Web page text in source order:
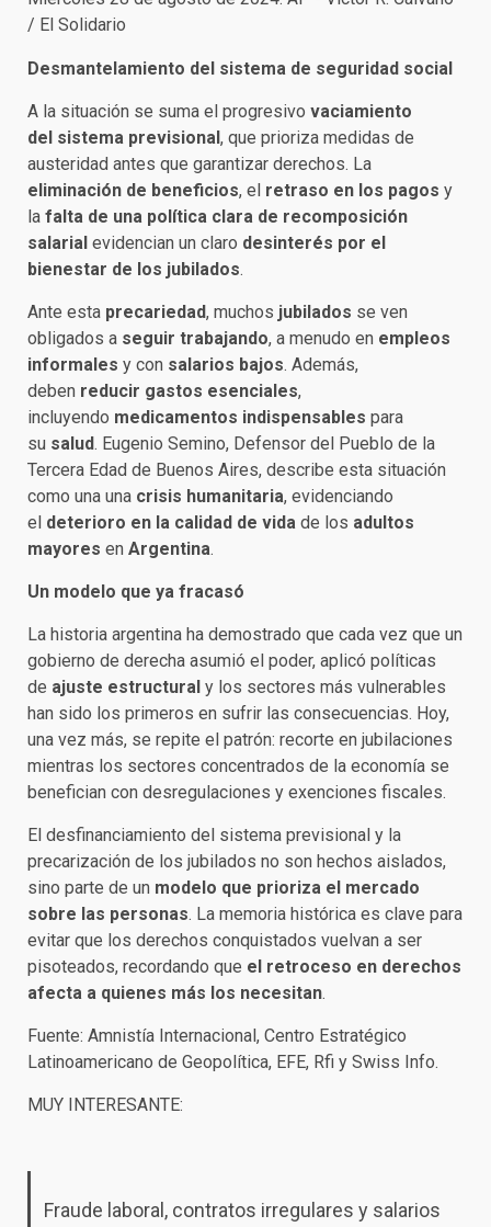
Desmantelamiento del sistema de seguridad social
A la situación se suma el progresivo vaciamiento
del sistema previsional, que prioriza medidas de
austeridad antes que garantizar derechos. La
eliminación de beneficios, el retraso en los pagos y
la falta de una política clara de recomposición
salarial evidencian un claro desinterés por el
bienestar de los jubilados.
Ante esta precariedad, muchos jubilados se ven
obligados a seguir trabajando, a menudo en empleos
informales y con salarios bajos. Además,
deben reducir gastos esenciales,
incluyendo medicamentos indispensables para
su salud. Eugenio Semino, Defensor del Pueblo de la
Tercera Edad de Buenos Aires, describe esta situación
como una una crisis humanitaria, evidenciando
el deterioro en la calidad de vida de los adultos
mayores en Argentina.
Un modelo que ya fracasó
La historia argentina ha demostrado que cada vez que un
gobierno de derecha asumió el poder, aplicó políticas
de ajuste estructural y los sectores más vulnerables
han sido los primeros en sufrir las consecuencias. Hoy,
una vez más, se repite el patrón: recorte en jubilaciones
mientras los sectores concentrados de la economía se
benefician con desregulaciones y exenciones fiscales.
El desfinanciamiento del sistema previsional y la
precarización de los jubilados no son hechos aislados,
sino parte de un modelo que prioriza el mercado
sobre las personas. La memoria histórica es clave para
evitar que los derechos conquistados vuelvan a ser
pisoteados, recordando que el retroceso en derechos
afecta a quienes más los necesitan.
Fuente: Amnistía Internacional, Centro Estratégico
Latinoamericano de Geopolítica, EFE, Rfi y Swiss Info.
MUY INTERESANTE:
Fraude laboral, contratos irregulares y salarios